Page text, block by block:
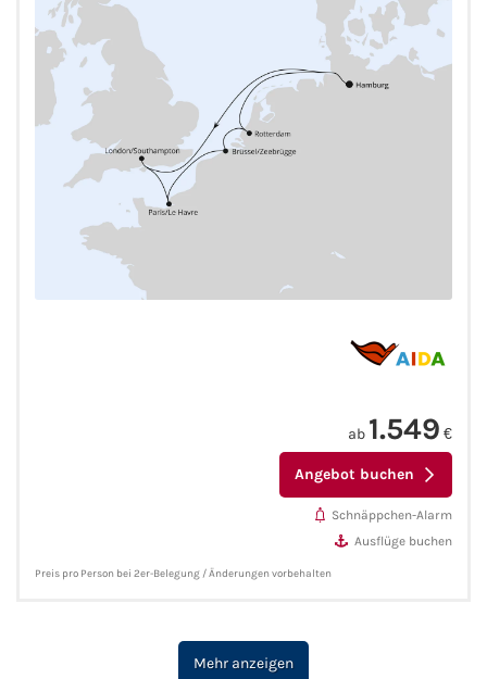
Flug buchen
Kreuzfahrt-Themen
Kreuzfahrt buchen
ab 1.549 €
Angebot buchen
Schnäppchen-Alarm
Ausflüge buchen
Preis pro Person bei 2er-Belegung / Änderungen vorbehalten
Mehr anzeigen